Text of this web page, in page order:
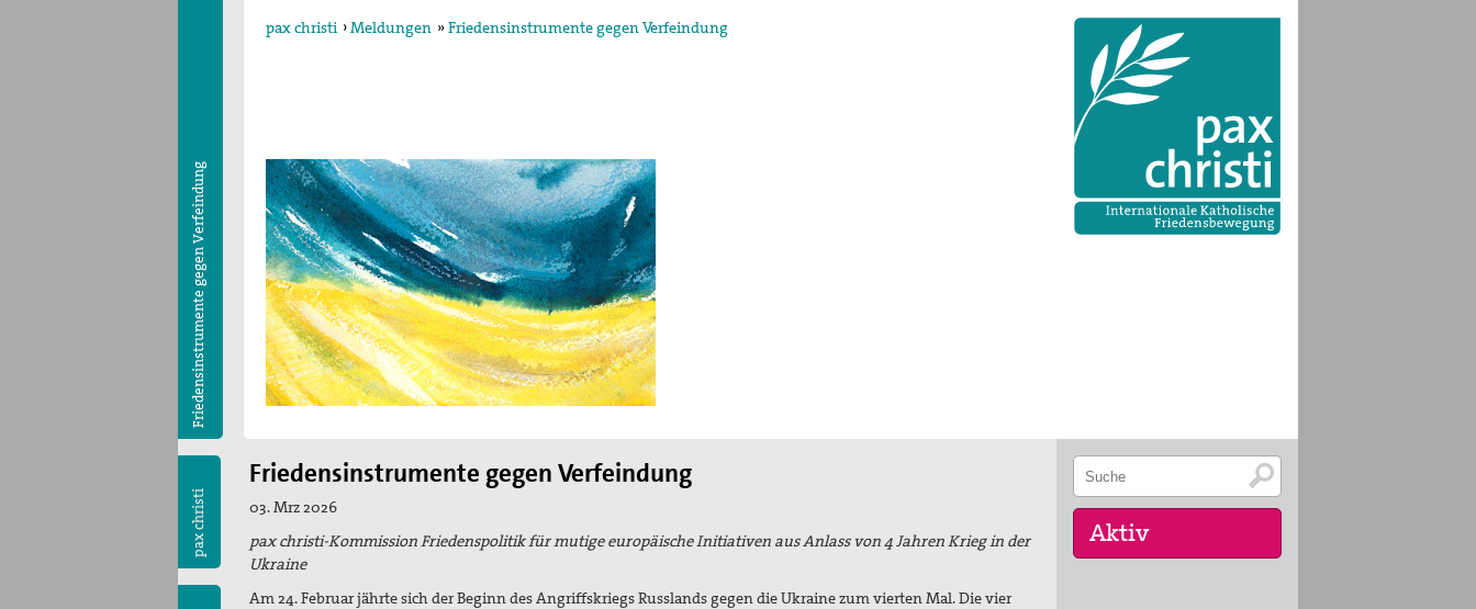
pax christi ›Meldungen »Friedensinstrumente gegen Verfeindung
Friedensinstrumente gegen Verfeindung
pax christi
Friedensinstrumente gegen Verfeindung
03. Mrz 2026
pax christi-Kommission Friedenspolitik für mutige europäische Initiativen aus Anlass von 4 Jahren Krieg in der
Ukraine
Am 24. Februar jährte sich der Beginn des Angriffskriegs Russlands gegen die Ukraine zum vierten Mal. Die vier